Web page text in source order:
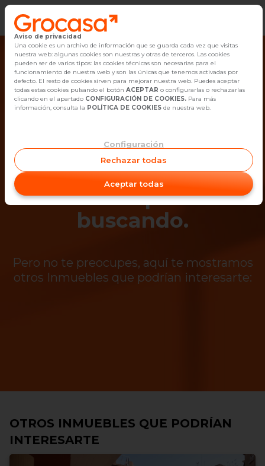
Vender
Buscar Inmuebles
Alquiler
Empleo
Oficinas
Contacto
¡Ups! Ya no está
disponible el
inmueble que estás
buscando.
Pero no te preocupes, aquí te mostramos
otros Inmuebles que podrían interesarte:
OTROS INMUEBLES QUE PODRÍAN
INTERESARTE
Aviso de privacidad
Una cookie es un archivo de información que se guarda cada vez que visitas
nuestra web: algunas cookies son nuestras y otras de terceros. Las cookies
pueden ser de varios tipos: las cookies técnicas son necesarias para el
funcionamiento de nuestra web y son las únicas que tenemos activadas por
defecto. El resto de cookies sirven para mejorar nuestra web. Puedes aceptar
todas estas cookies pulsando el botón ACEPTAR o configurarlas o rechazarlas
clicando en el apartado CONFIGURACIÓN DE COOKIES. Para más
información, consulta la POLÍTICA DE COOKIES de nuestra web.
Configuración
Rechazar todas
Aceptar todas